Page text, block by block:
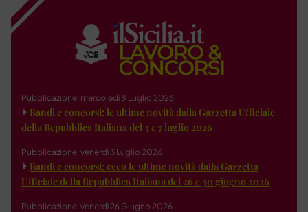
Pubblicazione: mercoledì 8 Luglio 2026
Bandi e concorsi: le ultime novità dalla Gazzetta Ufficiale
della Repubblica Italiana del 3 e 7 luglio 2026
Pubblicazione: venerdì 3 Luglio 2026
Bandi e concorsi: ecco le ultime novità dalla Gazzetta
Ufficiale della Repubblica Italiana del 26 e 30 giugno 2026
Pubblicazione: venerdì 26 Giugno 2026